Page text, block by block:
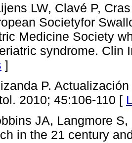
LW, Clavé P,
Societyfor
Medicine Society
syndrome. Clin
]
P.
2010; 45:106-110 [
JA, Langmore
in the 21 century